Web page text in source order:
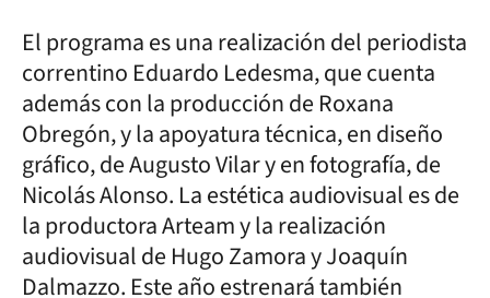
El programa es una realización del periodista
correntino Eduardo Ledesma, que cuenta
además con la producción de Roxana
Obregón, y la apoyatura técnica, en diseño
gráfico, de Augusto Vilar y en fotografía, de
Nicolás Alonso. La estética audiovisual es de
la productora Arteam y la realización
audiovisual de Hugo Zamora y Joaquín
Dalmazzo. Este año estrenará también